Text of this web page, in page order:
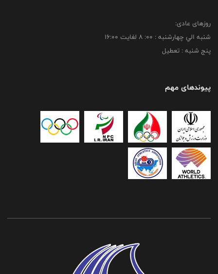
روزهای عادی:
شنبه الي چهارشنبه : 00: 8 لغايت 16:00
پنج شنبه : تعطیل
پیوندهای مهم